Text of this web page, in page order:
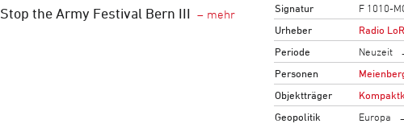
Stop the Army Festival Bern III Signatur
F 1010-
Urheber
Radio
Periode
Neuzeit
Personen
Objektträger
Geopolitik
Europa